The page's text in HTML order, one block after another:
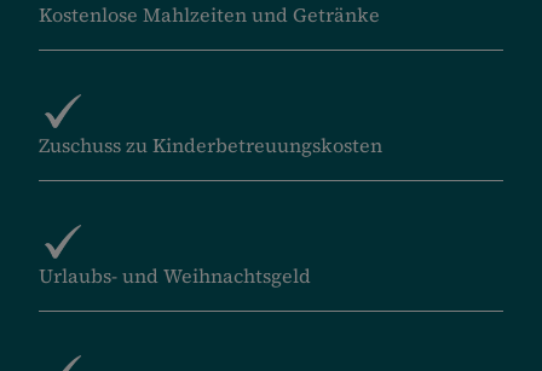
Kostenlose Mahlzeiten und Getränke
Zuschuss zu Kinderbetreuungskosten
Urlaubs- und Weihnachtsgeld